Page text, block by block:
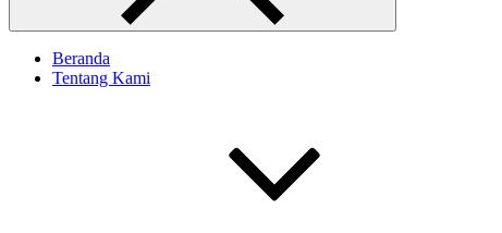
Beranda
Tentang Kami